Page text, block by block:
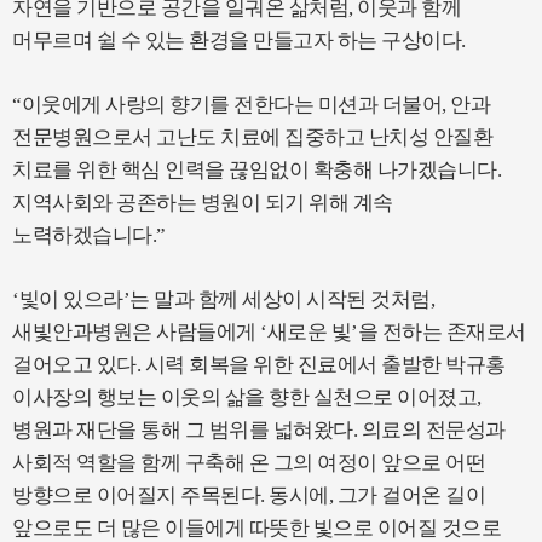
자연을 기반으로 공간을 일궈온 삶처럼, 이웃과 함께
머무르며 쉴 수 있는 환경을 만들고자 하는 구상이다.
“이웃에게 사랑의 향기를 전한다는 미션과 더불어, 안과
전문병원으로서 고난도 치료에 집중하고 난치성 안질환
치료를 위한 핵심 인력을 끊임없이 확충해 나가겠습니다.
지역사회와 공존하는 병원이 되기 위해 계속
노력하겠습니다.”
‘빛이 있으라’는 말과 함께 세상이 시작된 것처럼,
새빛안과병원은 사람들에게 ‘새로운 빛’을 전하는 존재로서
걸어오고 있다. 시력 회복을 위한 진료에서 출발한 박규홍
이사장의 행보는 이웃의 삶을 향한 실천으로 이어졌고,
병원과 재단을 통해 그 범위를 넓혀왔다. 의료의 전문성과
사회적 역할을 함께 구축해 온 그의 여정이 앞으로 어떤
방향으로 이어질지 주목된다. 동시에, 그가 걸어온 길이
앞으로도 더 많은 이들에게 따뜻한 빛으로 이어질 것으로